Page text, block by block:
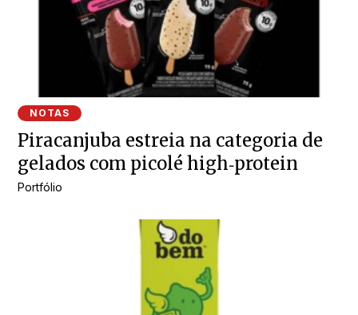
NOTAS
Piracanjuba estreia na categoria de
gelados com picolé high‑protein
Portfólio